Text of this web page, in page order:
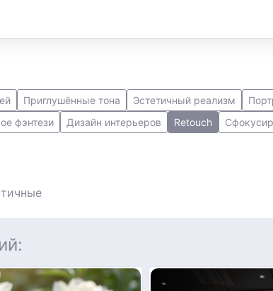
Приглушённые тона Эстетичный реализм
фэнтези Дизайн интерьеров Retouch